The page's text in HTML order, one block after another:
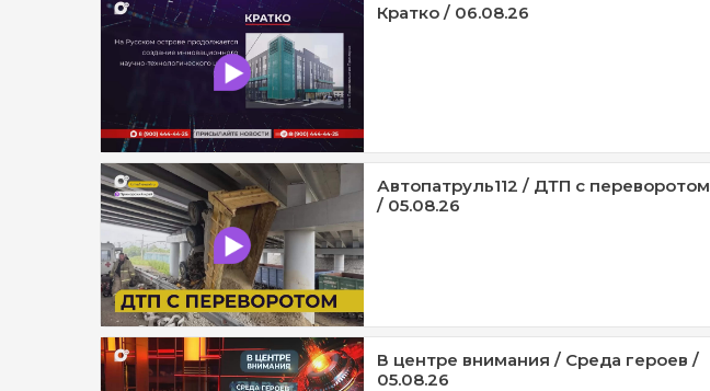
Кратко / 06.08.26
Автопатруль112 / ДТП с переворотом
/ 05.08.26
В центре внимания / Среда героев /
05.08.26